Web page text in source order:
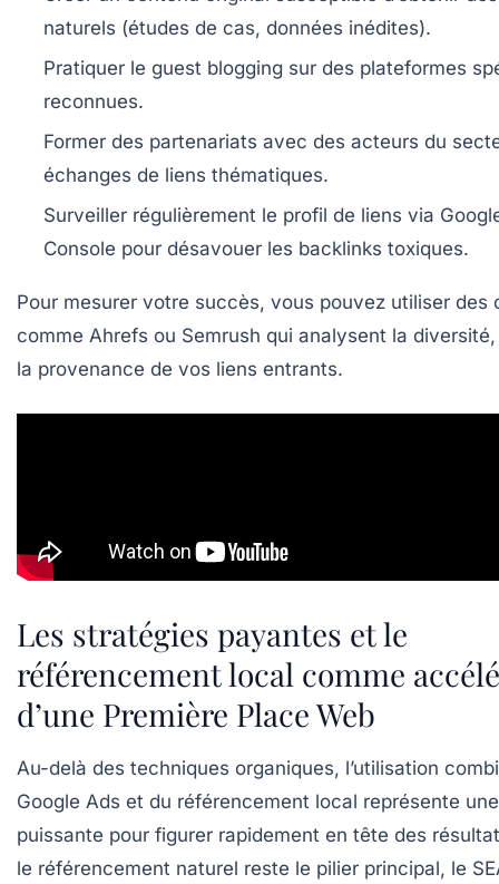
naturels (études de cas, données inédites).
Pratiquer le guest blogging sur des plateformes
reconnues.
Former des partenariats avec des acteurs du
échanges de liens thématiques.
Surveiller régulièrement le profil de liens via
Console pour désavouer les backlinks toxiques.
Pour mesurer votre succès, vous pouvez utiliser des
comme Ahrefs ou Semrush qui analysent la
la provenance de vos liens entrants.
Les stratégies payantes et le
référencement local comme
d’une Première Place Web
Au-delà des techniques organiques, l’utilisation
Google Ads et du référencement local représente
puissante pour figurer rapidement en tête des
le référencement naturel reste le pilier principal, le